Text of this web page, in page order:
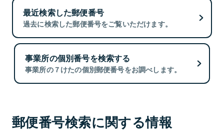
最近検索した郵便番号
過去に検索した郵便番号をご覧いただけます。
事業所の個別番号を検索する
事業所の７けたの個別郵便番号をお調べします。
郵便番号検索に関する情報